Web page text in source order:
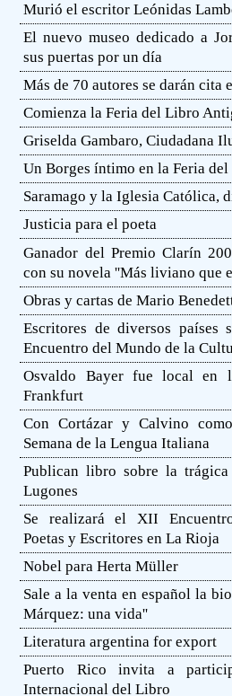
Murió el escritor Leónidas
El nuevo museo dedicado a
sus puertas por un día
Más de 70 autores se darán cita
Comienza la Feria del Libro
Griselda Gambaro, Ciudadana
Un Borges íntimo en la Feria
Saramago y la Iglesia Católica,
Justicia para el poeta
Ganador del Premio Clarín
con su novela ''Más liviano que
Obras y cartas de Mario
Escritores de diversos
Encuentro del Mundo de la
Osvaldo Bayer fue local en
Frankfurt
Con Cortázar y Calvino
Semana de la Lengua Italiana
Publican libro sobre la
Lugones
Se realizará el XII
Poetas y Escritores en La Rioja
Nobel para Herta Müller
Sale a la venta en español la
Márquez: una vida''
Literatura argentina for export
Puerto Rico invita a
Internacional del Libro